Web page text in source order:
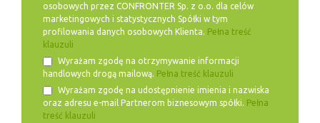
osobowych przez CONFRONTER Sp. z o.o. dla celów
marketingowych i statystycznych Spółki w tym
profilowania danych osobowych Klienta. Pełna treść
klauzuli
Wyrażam zgodę na otrzymywanie informacji
handlowych drogą mailową. Pełna treść klauzuli
Wyrażam zgodę na udostępnienie imienia i nazwiska
oraz adresu e-mail Partnerom biznesowym spółki. Pełna
treść klauzuli